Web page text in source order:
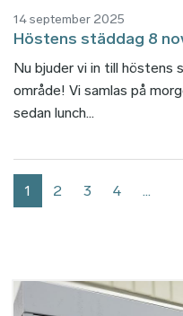
14 september 2025
Höstens städdag 8
Nu bjuder vi in till
område! Vi samlas på
sedan lunch...
Paginering
1 2 3 4 …
Bild